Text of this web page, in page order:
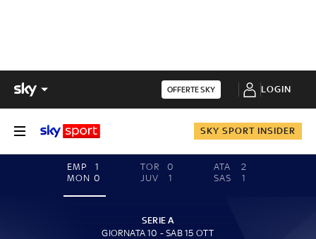
OFFERTE SKY LOGIN
SKY SPORT INSIDER
EMP
1
MON 0
TOR
0
JUV
1
ATA
2
SAS
1
SERIE A
GIORNATA 10 - SAB 15 OTT